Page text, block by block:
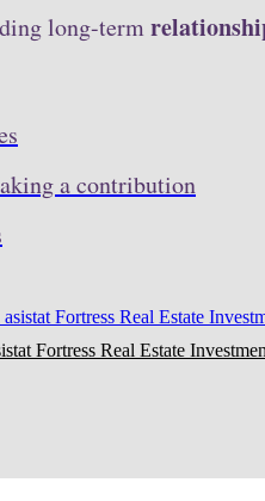
long-term
a contribution
Fortress Real Estate